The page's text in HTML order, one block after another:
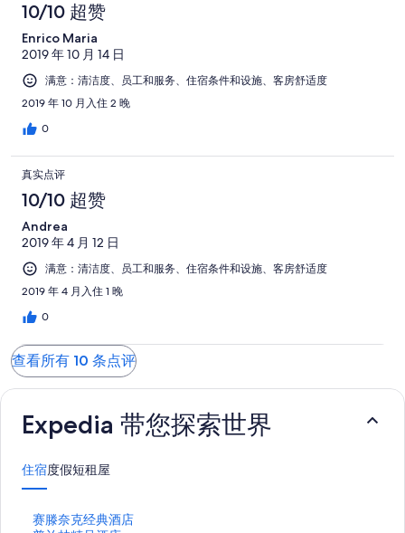
10/10 超赞
Enrico Maria
2019 年 10 月 14 日
满意：清洁度、员工和服务、住宿条件和设施、客房舒适度
2019 年 10 月入住 2 晚
0
真实点评
10/10 超赞
Andrea
2019 年 4 月 12 日
满意：清洁度、员工和服务、住宿条件和设施、客房舒适度
2019 年 4 月入住 1 晚
0
查看所有 10 条点评
Expedia 带您探索世界
住宿度假短租屋
赛滕奈克经典酒店
打